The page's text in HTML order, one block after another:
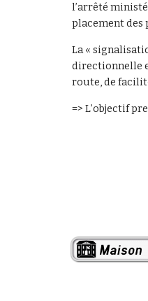
l’arrêté
placement des
La «
directionnelle
route, de
=> L’objectif